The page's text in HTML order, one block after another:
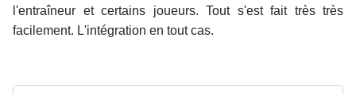
l'entraîneur et certains joueurs. Tout s'est fait très très
facilement. L'intégration en tout cas.